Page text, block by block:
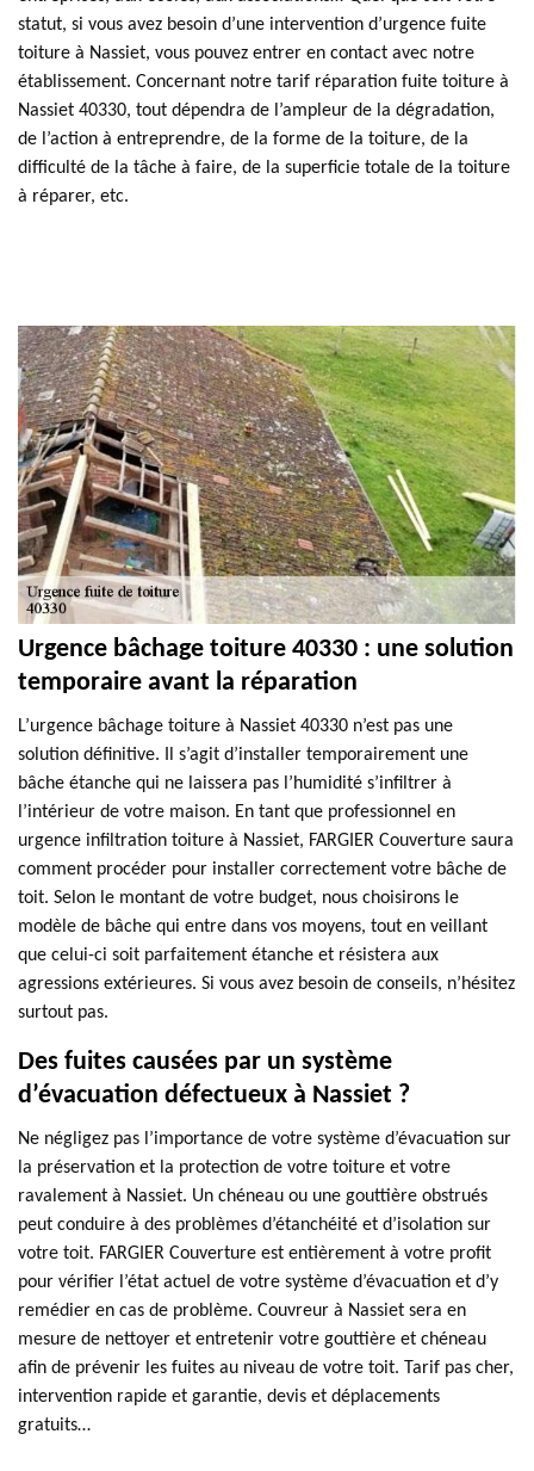
statut, si vous avez besoin d’une intervention d’urgence fuite
toiture à Nassiet, vous pouvez entrer en contact avec notre
établissement. Concernant notre tarif réparation fuite toiture à
Nassiet 40330, tout dépendra de l’ampleur de la dégradation,
de l’action à entreprendre, de la forme de la toiture, de la
difficulté de la tâche à faire, de la superficie totale de la toiture
à réparer, etc.
Urgence bâchage toiture 40330 : une solution
temporaire avant la réparation
L’urgence bâchage toiture à Nassiet 40330 n’est pas une
solution définitive. Il s’agit d’installer temporairement une
bâche étanche qui ne laissera pas l’humidité s’infiltrer à
l’intérieur de votre maison. En tant que professionnel en
urgence infiltration toiture à Nassiet, FARGIER Couverture saura
comment procéder pour installer correctement votre bâche de
toit. Selon le montant de votre budget, nous choisirons le
modèle de bâche qui entre dans vos moyens, tout en veillant
que celui-ci soit parfaitement étanche et résistera aux
agressions extérieures. Si vous avez besoin de conseils, n’hésitez
surtout pas.
Des fuites causées par un système
d’évacuation défectueux à Nassiet ?
Ne négligez pas l’importance de votre système d’évacuation sur
la préservation et la protection de votre toiture et votre
ravalement à Nassiet. Un chéneau ou une gouttière obstrués
peut conduire à des problèmes d’étanchéité et d’isolation sur
votre toit. FARGIER Couverture est entièrement à votre profit
pour vérifier l’état actuel de votre système d’évacuation et d’y
remédier en cas de problème. Couvreur à Nassiet sera en
mesure de nettoyer et entretenir votre gouttière et chéneau
afin de prévenir les fuites au niveau de votre toit. Tarif pas cher,
intervention rapide et garantie, devis et déplacements
gratuits…